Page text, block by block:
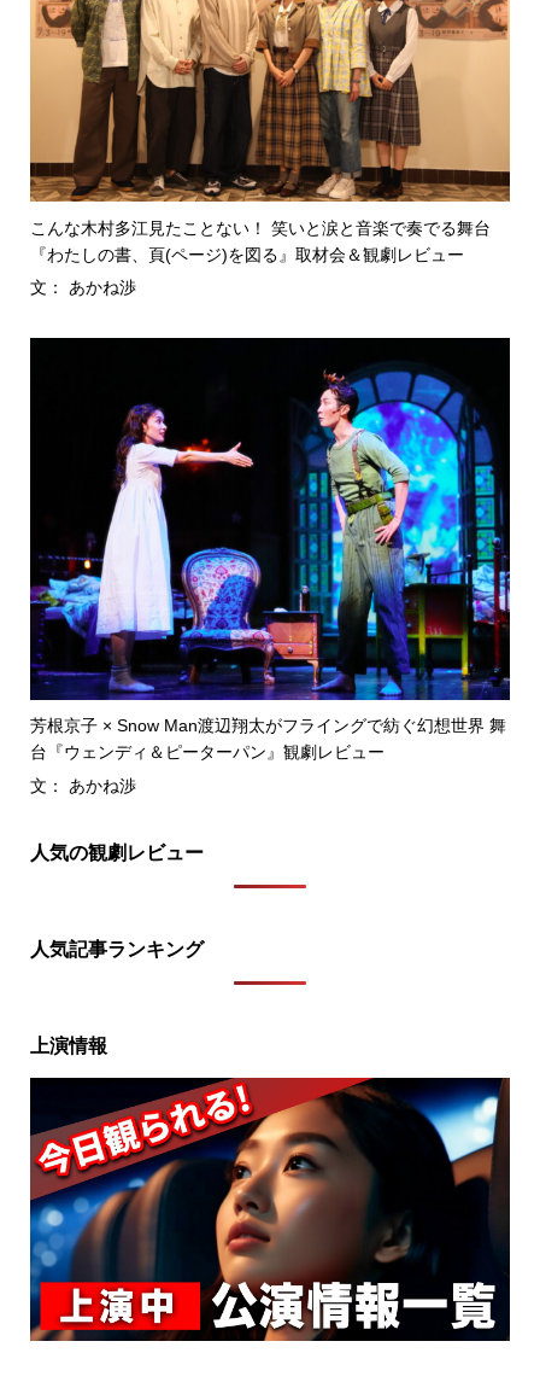
こんな木村多江見たことない！ 笑いと涙と音楽で奏でる舞台
『わたしの書、頁(ページ)を図る』取材会＆観劇レビュー
文： あかね渉
芳根京子 × Snow Man渡辺翔太がフライングで紡ぐ幻想世界 舞
台『ウェンディ＆ピーターパン』観劇レビュー
文： あかね渉
人気の観劇レビュー
人気記事ランキング
上演情報